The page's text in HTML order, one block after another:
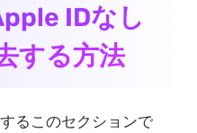
IDなし
する方法
るこのセクションで